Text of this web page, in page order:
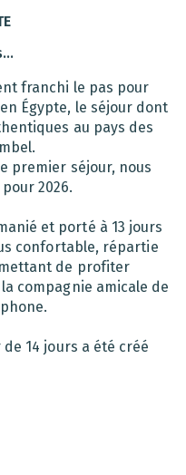
franchi le pas pour
Égypte, le séjour dont
au pays des
premier séjour, nous
2026.
et porté à 13 jours
confortable, répartie
de profiter
compagnie amicale de
14 jours a été créé